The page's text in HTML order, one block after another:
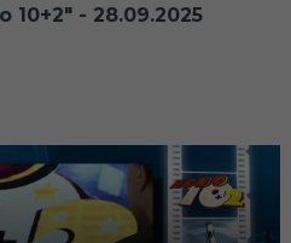
10+2" - 28.09.2025